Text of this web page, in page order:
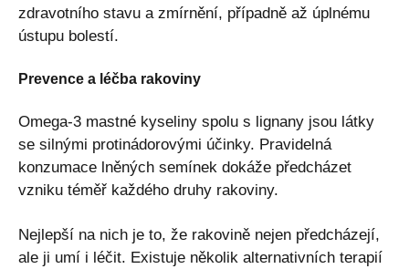
zdravotního stavu a zmírnění, případně až úplnému
ústupu bolestí.
Prevence a léčba rakoviny
Omega-3 mastné kyseliny spolu s lignany jsou látky
se silnými protinádorovými účinky. Pravidelná
konzumace lněných semínek dokáže předcházet
vzniku téměř každého druhy rakoviny.
Nejlepší na nich je to, že rakovině nejen předcházejí,
ale ji umí i léčit. Existuje několik alternativních terapií